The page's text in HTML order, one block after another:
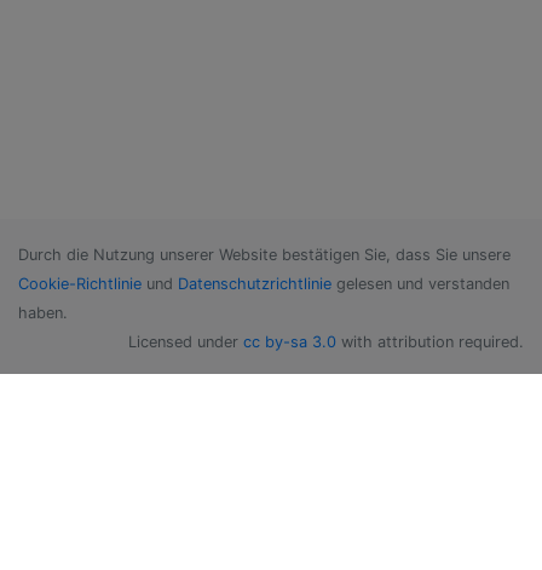
Durch die Nutzung unserer Website bestätigen Sie, dass Sie unsere
Cookie-Richtlinie und Datenschutzrichtlinie gelesen und verstanden
haben.
Licensed under cc by-sa 3.0 with attribution required.